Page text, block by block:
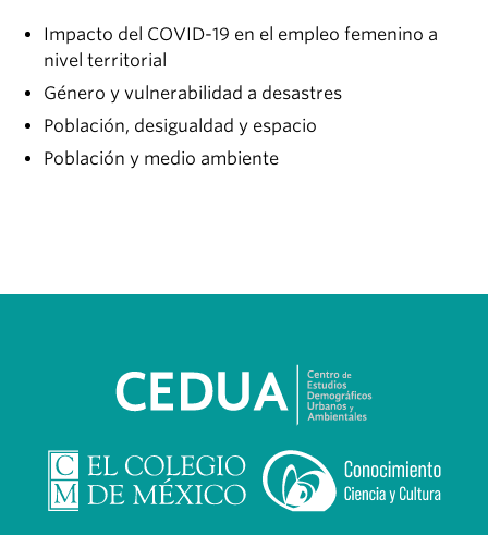
Impacto del COVID-19 en el empleo femenino a
nivel territorial
Género y vulnerabilidad a desastres
Población, desigualdad y espacio
Población y medio ambiente